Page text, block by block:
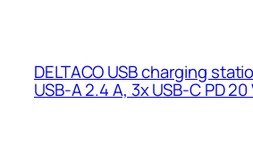
DELTACO USB charging
USB-A 2.4 A, 3x USB-C PD